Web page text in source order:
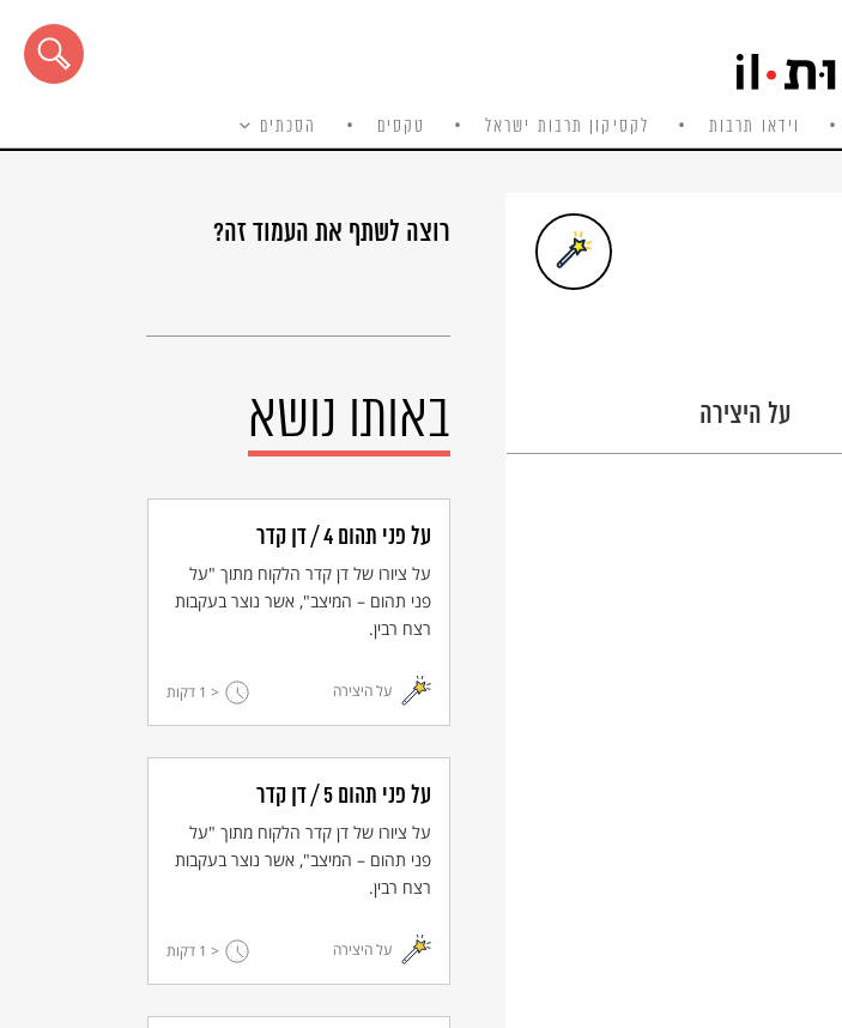
וידאו תרבות לקסיקון תרבות ישראל טקסים הסכתים
על היצירה
רוצה לשתף את העמוד זה?
באותו נושא
על פני תהום 4 / דן קדר
על ציורו של דן קדר הלקוח מתוך "על
פני תהום – המיצב", אשר נוצר בעקבות
רצח רבין.
על היצירה < 1 דקות
על פני תהום 5 / דן קדר
על ציורו של דן קדר הלקוח מתוך "על
פני תהום – המיצב", אשר נוצר בעקבות
רצח רבין.
על היצירה < 1 דקות